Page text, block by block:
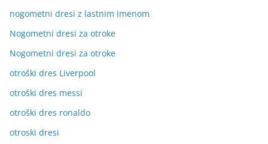
nogometni dresi z lastnim imenom
Nogometni dresi za otroke
Nogometni dresi za otroke
otroški dres Liverpool
otroški dres messi
otroški dres ronaldo
otroski dresi